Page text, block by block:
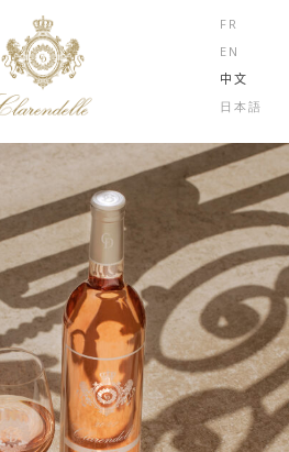
FR
EN
中文
日本語